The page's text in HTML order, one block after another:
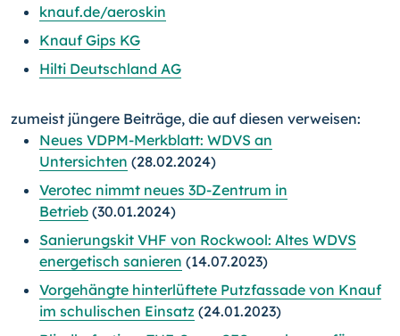
knauf.de/aeroskin
Knauf Gips KG
Hilti Deutschland AG
zumeist jüngere Beiträge, die auf diesen verweisen:
Neues VDPM-Merkblatt: WDVS an
Untersichten (28.02.2024)
Verotec nimmt neues 3D-Zentrum in
Betrieb (30.01.2024)
Sanierungskit VHF von Rockwool: Altes WDVS
energetisch sanieren (14.07.2023)
Vorgehängte hinterlüftete Putzfassade von Knauf
im schulischen Einsatz (24.01.2023)